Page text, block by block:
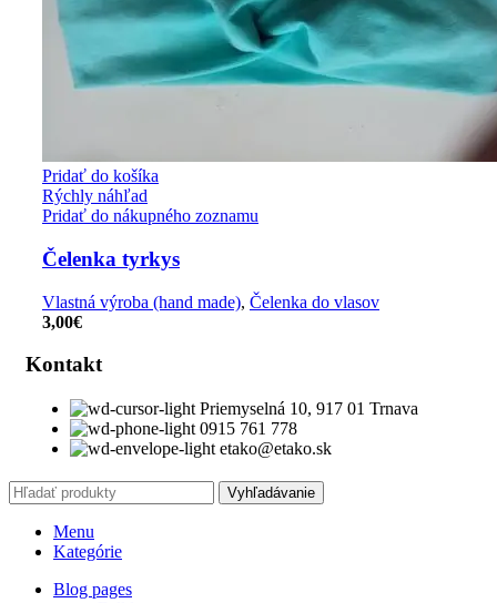
Pridať do košíka
Rýchly náhľad
Pridať do nákupného zoznamu
Čelenka tyrkys
Vlastná výroba (hand made), Čelenka do vlasov
3,00€
Kontakt
Priemyselná 10, 917 01 Trnava
0915 761 778
etako@etako.sk
Vyhľadávanie
Menu
Kategórie
Blog pages